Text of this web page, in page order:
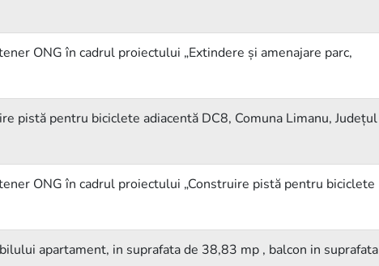
ONG în cadrul proiectului „Extindere și amenajare parc,
pistă pentru biciclete adiacentă DC8, Comuna Limanu, Județul
ONG în cadrul proiectului „Construire pistă pentru biciclete
apartament, in suprafata de 38,83 mp , balcon in suprafata